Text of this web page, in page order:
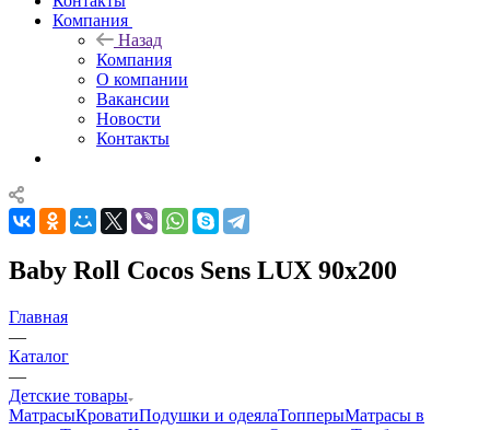
Компания
Назад
Компания
О компании
Вакансии
Новости
Контакты
Baby Roll Cocos Sens LUX 90x200
Главная
—
Каталог
—
Детские товары
МатрасыКроватиПодушки и одеялаТопперыМатрасы в